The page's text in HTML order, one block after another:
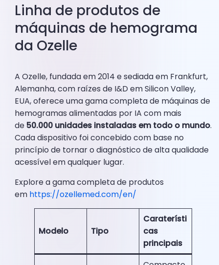
Linha de produtos de
máquinas de hemograma
da Ozelle
A Ozelle, fundada em 2014 e sediada em Frankfurt,
Alemanha, com raízes de I&D em Silicon Valley,
EUA, oferece uma gama completa de máquinas de
hemogramas alimentadas por IA com mais
de50.000 unidades instaladas em todo o mundo.
Cada dispositivo foi concebido com base no
princípio de tornar o diagnóstico de alta qualidade
acessível em qualquer lugar.
Explore a gama completa de produtos
em https://ozellemed.com/en/
Modelo Tipo
Caraterísti
cas
principais